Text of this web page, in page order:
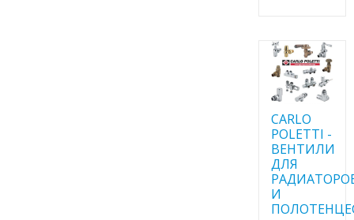
CARLO
POLETTI -
ВЕНТИЛИ
ДЛЯ
И